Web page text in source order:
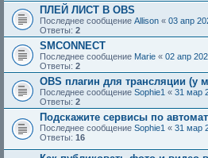
ПЛЕЙ ЛИСТ В OBS
Последнее сообщение Allison « 03 апр
Ответы: 2
SMCONNECT
Последнее сообщение Marie « 02 апр
Ответы: 2
OBS плагин для трансляции (у
Последнее сообщение Sophie1 « 31 мар
Ответы: 2
Подскажите сервисы по
Последнее сообщение Sophie1 « 31 мар
Ответы: 16